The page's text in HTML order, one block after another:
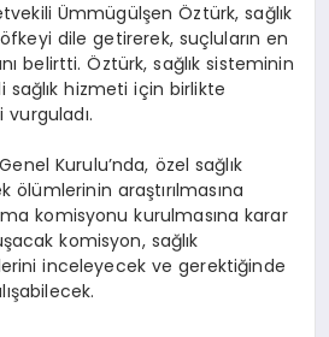
Ümmügülşen Öztürk, sağlık
öfkeyi dile getirerek, suçluların en
belirtti. Öztürk, sağlık sisteminin
sağlık hizmeti için birlikte
vurguladı.
Kurulu’nda, özel sağlık
ölümlerinin araştırılmasına
komisyonu kurulmasına karar
komisyon, sağlık
inceleyecek ve gerektiğinde